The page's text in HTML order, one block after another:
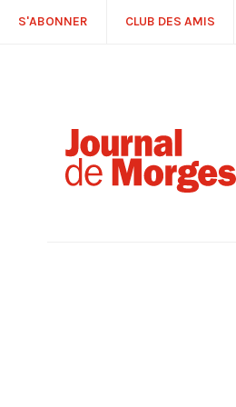
S'ABONNER CLUB DES AMIS